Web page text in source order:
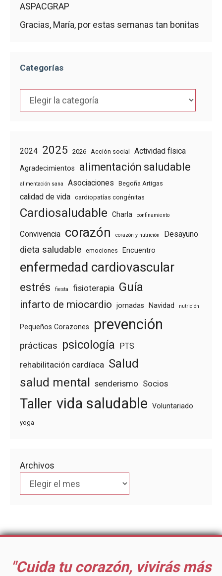
ASPACGRAP
Gracias, María, por estas semanas tan bonitas
Categorías
Categorías
2024 2025 2026 Acción social Actividad física
Agradecimientos alimentación saludable
alimentación sana Asociaciones Begoña Artigas
calidad de vida cardiopatías congénitas
Cardiosaludable Charla confinamiento
Convivencia corazón corazón y nutrición Desayuno
dieta saludable emociones Encuentro
enfermedad cardiovascular
estrés fiesta fisioterapia Guía
infarto de miocardio jornadas Navidad nutrición
Pequeños Corazones prevención
prácticas psicología PTS
rehabilitación cardíaca Salud
salud mental senderismo Socios
Taller vida saludable Voluntariado
yoga
Archivos
"Cuida tu corazón, vivirás más